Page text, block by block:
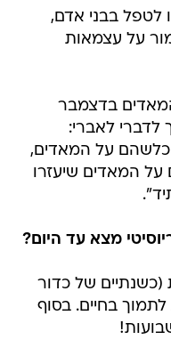
לטפל בבני אדם,
על עצמאות
המאדים בדצמבר
לדברי לאברי:
כלשהם על המאדים,
על המאדים שיעזרו
מצא עד היום?
של כדור
בחיים. בסוף